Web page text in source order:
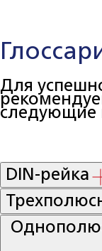
Для
следующие
DIN-рейка